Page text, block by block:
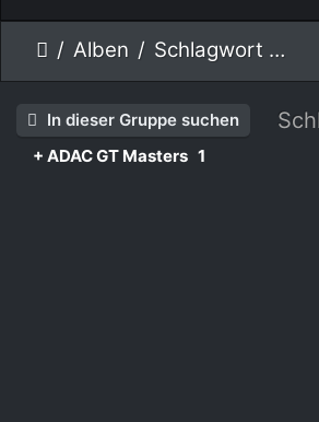
Alben Schlagwort
In dieser Gruppe suchen
+ ADAC GT Masters 1